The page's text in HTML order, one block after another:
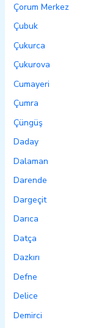
Çorum Merkez
Çubuk
Çukurca
Çukurova
Cumayeri
Çumra
Çüngüş
Daday
Dalaman
Darende
Dargeçit
Darıca
Datça
Dazkırı
Defne
Delice
Demirci